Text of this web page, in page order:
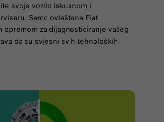
svoje vozilo iskusnom i
Samo ovlaštena Fiat
za dijagnosticiranje vašeg
da su svjesni svih tehnoloških